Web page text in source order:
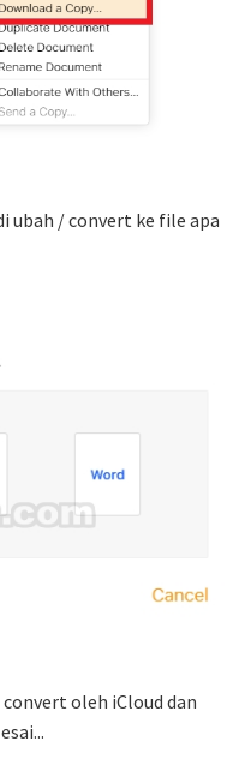
ubah / convert ke file apa
oleh iCloud dan